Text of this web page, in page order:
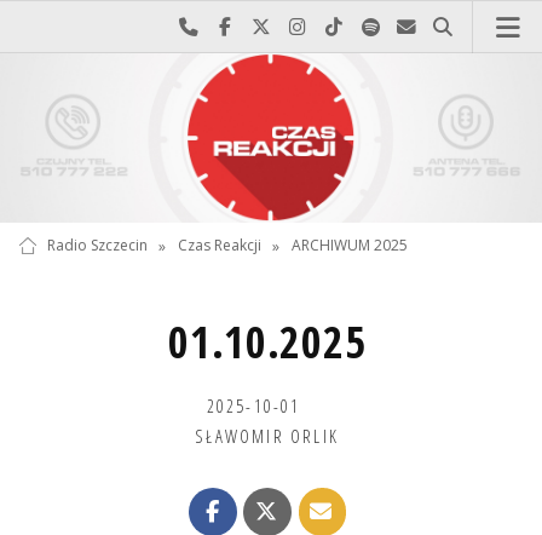
Najlepiej po prostu do nas zadzwoń
Odwiedź nas na Facebook-u
Odwiedź nas na X
Odwiedź nas na Instagram-ie
Odwiedź nas na TikTok-u
Szukaj nas na Spotify
Wyślij do nas
Szukaj
Radio Szczecin » Czas Reakcji » ARCHIWUM 2025
01.10.2025
2025-10-01
SŁAWOMIR ORLIK